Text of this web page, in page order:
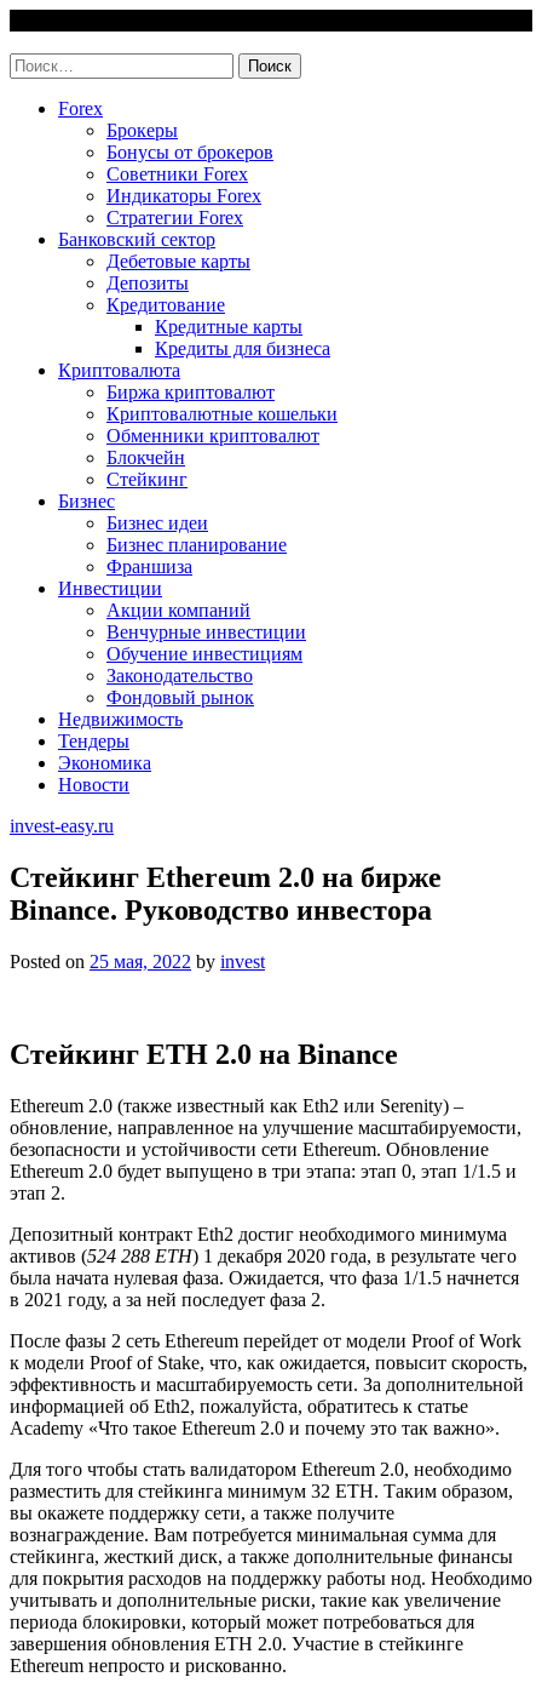
content
Найти:
Forex
Брокеры
Бонусы от брокеров
Советники Forex
Индикаторы Forex
Стратегии Forex
Банковский сектор
Дебетовые карты
Депозиты
Кредитование
Кредитные карты
Кредиты для бизнеса
Криптовалюта
Биржа криптовалют
Криптовалютные кошельки
Обменники криптовалют
Блокчейн
Стейкинг
Бизнес
Бизнес идеи
Бизнес планирование
Франшиза
Инвестиции
Акции компаний
Венчурные инвестиции
Обучение инвестициям
Законодательство
Фондовый рынок
Недвижимость
Тендеры
Экономика
Новости
invest-easy.ru
Стейкинг Ethereum 2.0 на бирже
Binance. Руководство инвестора
Posted on 25 мая, 2022 by invest
Стейкинг ETH 2.0 на Binance
Ethereum 2.0 (также известный как Eth2 или Serenity) –
обновление, направленное на улучшение масштабируемости,
безопасности и устойчивости сети Ethereum. Обновление
Ethereum 2.0 будет выпущено в три этапа: этап 0, этап 1/1.5 и
этап 2.
Депозитный контракт Eth2 достиг необходимого минимума
активов (524 288 ETH) 1 декабря 2020 года, в результате чего
была начата нулевая фаза. Ожидается, что фаза 1/1.5 начнется
в 2021 году, а за ней последует фаза 2.
После фазы 2 сеть Ethereum перейдет от модели Proof of Work
к модели Proof of Stake, что, как ожидается, повысит скорость,
эффективность и масштабируемость сети. За дополнительной
информацией об Eth2, пожалуйста, обратитесь к статье
Academy «Что такое Ethereum 2.0 и почему это так важно».
Для того чтобы стать валидатором Ethereum 2.0, необходимо
разместить для стейкинга минимум 32 ETH. Таким образом,
вы окажете поддержку сети, а также получите
вознаграждение. Вам потребуется минимальная сумма для
стейкинга, жесткий диск, а также дополнительные финансы
для покрытия расходов на поддержку работы нод. Необходимо
учитывать и дополнительные риски, такие как увеличение
периода блокировки, который может потребоваться для
завершения обновления ETH 2.0. Участие в стейкинге
Ethereum непросто и рискованно.